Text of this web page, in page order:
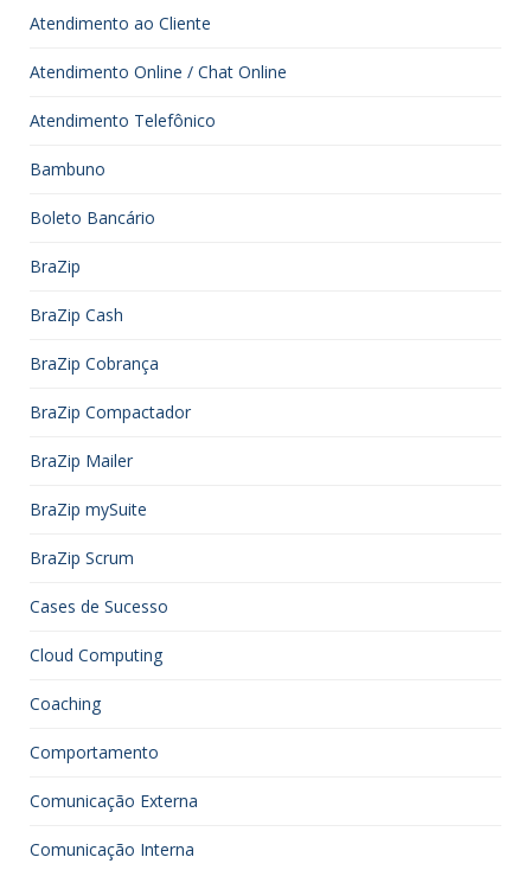
Atendimento ao Cliente
Atendimento Online / Chat Online
Atendimento Telefônico
Bambuno
Boleto Bancário
BraZip
BraZip Cash
BraZip Cobrança
BraZip Compactador
BraZip Mailer
BraZip mySuite
BraZip Scrum
Cases de Sucesso
Cloud Computing
Coaching
Comportamento
Comunicação Externa
Comunicação Interna